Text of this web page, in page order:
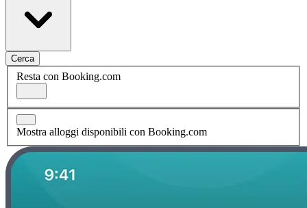
Cerca
Resta con Booking.com
Mostra alloggi disponibili con Booking.com